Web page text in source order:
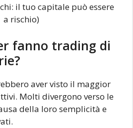
il tuo capitale può essere
a rischio)
fanno trading di
aver visto il maggior
Molti divergono verso le
della loro semplicità e